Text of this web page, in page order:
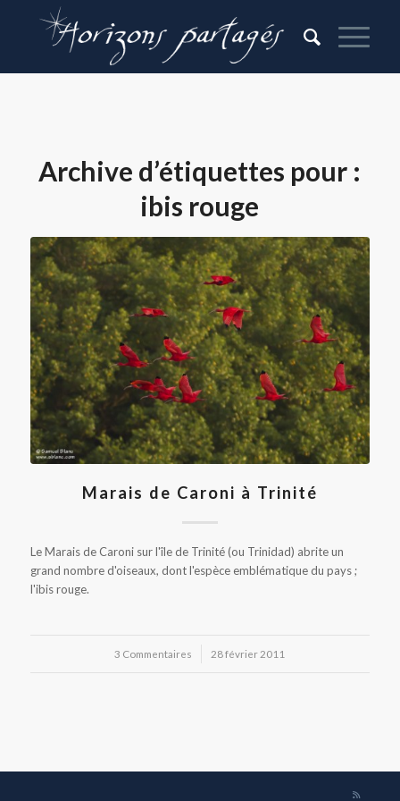
Archive d’étiquettes pour :
ibis rouge
Marais de Caroni à Trinité
Le Marais de Caroni sur l'île de Trinité (ou Trinidad) abrite un
grand nombre d'oiseaux, dont l'espèce emblématique du pays ;
l'ibis rouge.
3 Commentaires
/ 28 février 2011